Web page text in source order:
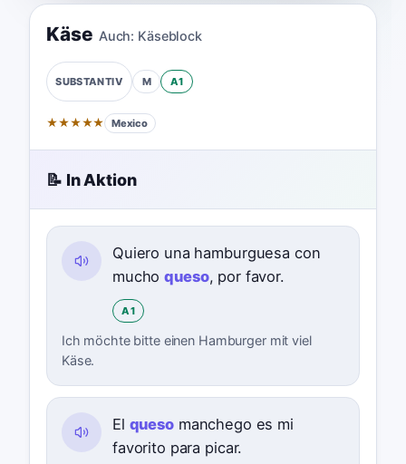
Käse Auch: Käseblock
SUBSTANTIV M A1
★★★★★ Mexico
📝 In Aktion
Quiero una hamburguesa con
muchoqueso, por favor.
A1
Ich möchte bitte einen Hamburger mit viel
Käse.
El quesomanchego es mi
favorito para picar.